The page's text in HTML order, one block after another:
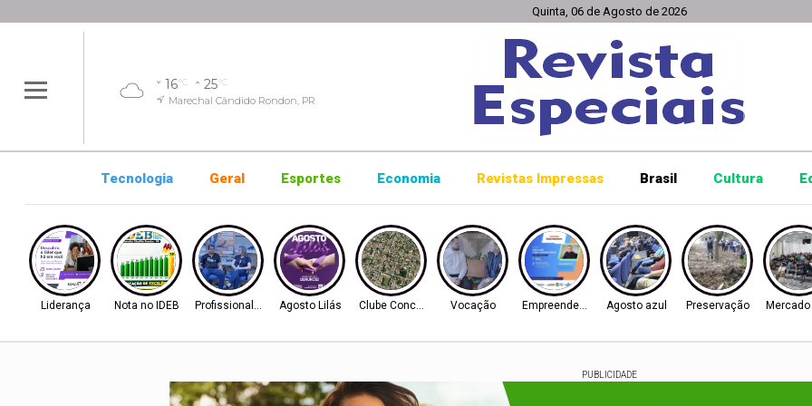
Quinta, 06 de Agosto de 2026
16°C 25°C
Marechal Cândido Rondon, PR
Tecnologia Geral Esportes Economia Revistas Impressas Brasil Cultura
Liderança Nota no IDEB ProfissionalizaçãoAgosto Lilás Clube Concórdia Vocação EmpreendedorismoAgosto azul Preservação
PUBLICIDADE